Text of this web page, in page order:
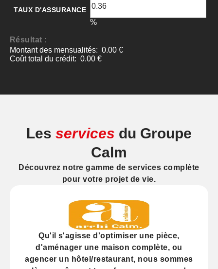
Les services du Groupe
Calm
Découvrez notre gamme de services complète
pour votre projet de vie.
Qu'il s'agisse d'optimiser une pièce,
d'aménager une maison complète, ou
agencer un hôtel/restaurant, nous sommes